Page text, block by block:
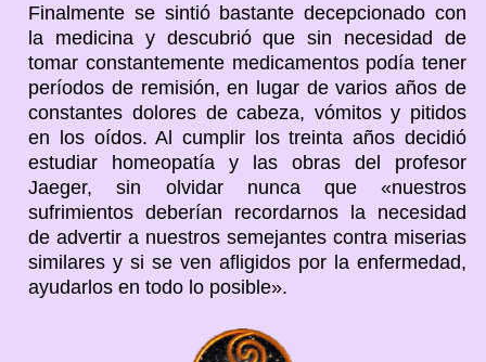
Finalmente se sintió bastante decepcionado con
la medicina y descubrió que sin necesidad de
tomar constantemente medicamentos podía tener
períodos de remisión, en lugar de varios años de
constantes dolores de cabeza, vómitos y pitidos
en los oídos. Al cumplir los treinta años decidió
estudiar homeopatía y las obras del profesor
Jaeger, sin olvidar nunca que «nuestros
sufrimientos deberían recordarnos la necesidad
de advertir a nuestros semejantes contra miserias
similares y si se ven afligidos por la enfermedad,
ayudarlos en todo lo posible».